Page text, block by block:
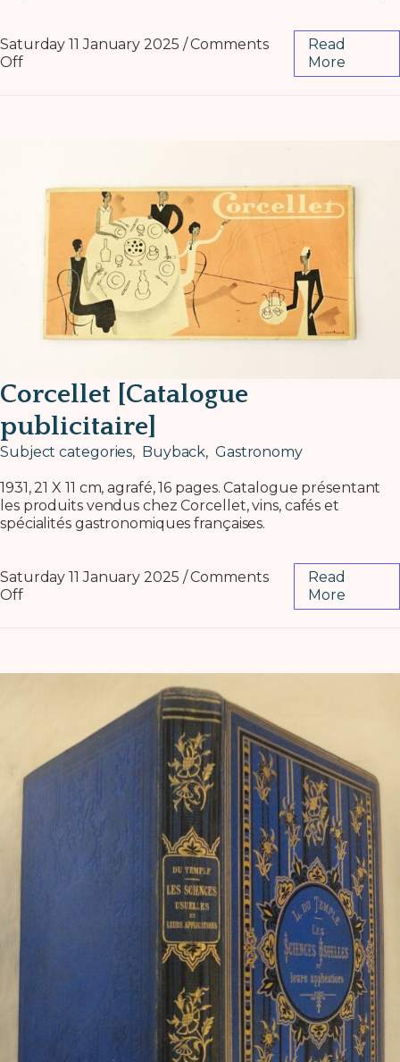
Saturday 11 January 2025 / Comments
Off
Read
More
Corcellet [Catalogue
publicitaire]
Subject categories, Buyback, Gastronomy
1931, 21 X 11 cm, agrafé, 16 pages. Catalogue présentant
les produits vendus chez Corcellet, vins, cafés et
spécialités gastronomiques françaises.
Saturday 11 January 2025 / Comments
Off
Read
More